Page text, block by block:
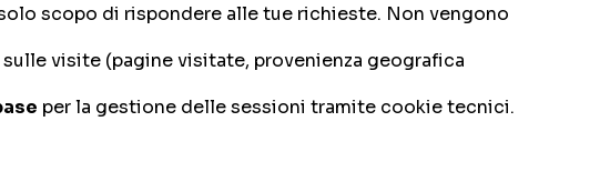
scopo di rispondere alle tue richieste. Non vengono
visite (pagine visitate, provenienza geografica
per la gestione delle sessioni tramite cookie tecnici.